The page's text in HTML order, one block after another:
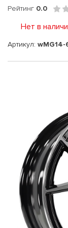
Рейтинг 0.0
Нет в
Артикул: wMG14-